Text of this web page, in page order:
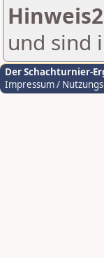
Hinweis2
und sind
Der Schachturnier-
Impressum /